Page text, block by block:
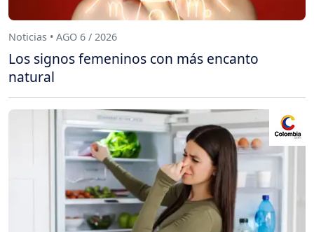
Noticias • AGO 6 / 2026
Los signos femeninos con más encanto
natural